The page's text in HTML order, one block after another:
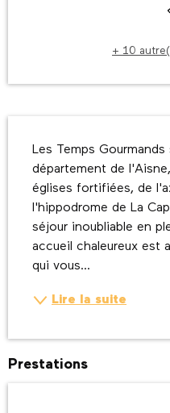
+ 10
Les Temps
département de
églises fortifiées, de
l'hippodrome de La
séjour inoubliable en
accueil chaleureux est
qui vous...
Lire la suite
Prestations